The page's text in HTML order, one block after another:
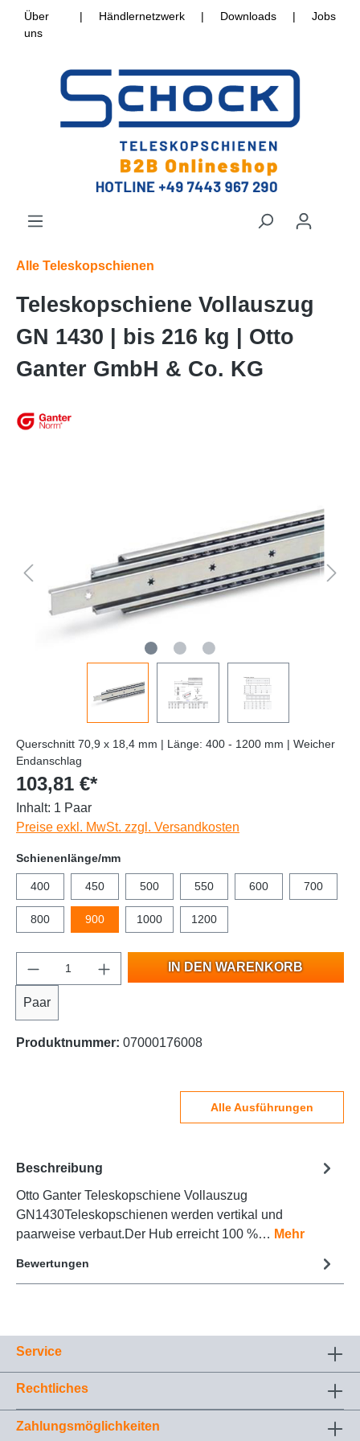
Über
uns
| Händlernetzwerk | Downloads | Jobs
Alle Teleskopschienen
Teleskopschiene Vollauszug
GN 1430 | bis 216 kg | Otto
Ganter GmbH & Co. KG
Querschnitt 70,9 x 18,4 mm | Länge: 400 - 1200 mm | Weicher
Endanschlag
103,81 €*
Inhalt: 1 Paar
Preise exkl. MwSt. zzgl. Versandkosten
Schienenlänge/mm
400 450 500 550 600 700
800 900 1000 1200
Paar
IN DEN WARENKORB
Produktnummer: 07000176008
Alle Ausführungen
Beschreibung
Otto Ganter Teleskopschiene Vollauszug
GN1430Teleskopschienen werden vertikal und
paarweise verbaut.Der Hub erreicht 100 %… Mehr
Bewertungen
Service
Rechtliches
Zahlungsmöglichkeiten